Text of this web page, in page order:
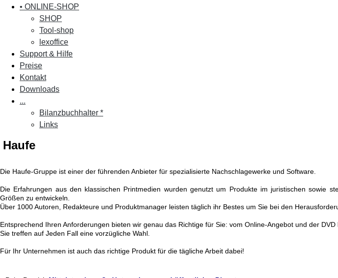
• ONLINE-SHOP
SHOP
Tool-shop
lexoffice
Support & Hilfe
Preise
Kontakt
Downloads
...
Bilanzbuchhalter *
Links
Haufe
Die Haufe-Gruppe ist einer der führenden Anbieter für spezialisierte Nachschlagewerke und Software.
Die Erfahrungen aus den klassischen Printmedien wurden genutzt um Produkte im juristischen sowie
Größen zu entwickeln.
Über 1000 Autoren, Redakteure und Produktmanager leisten täglich ihr Bestes um Sie bei den
Entsprechend Ihren Anforderungen bieten wir genau das Richtige für Sie: vom Online-Angebot und der
Sie treffen auf Jeden Fall eine vorzügliche Wahl.
Für Ihr Unternehmen ist auch das richtige Produkt für die tägliche Arbeit dabei!